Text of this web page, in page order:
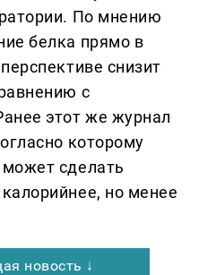
По мнению
белка прямо в
снизит
с
этот же журнал
которому
сделать
но менее
новость ↓